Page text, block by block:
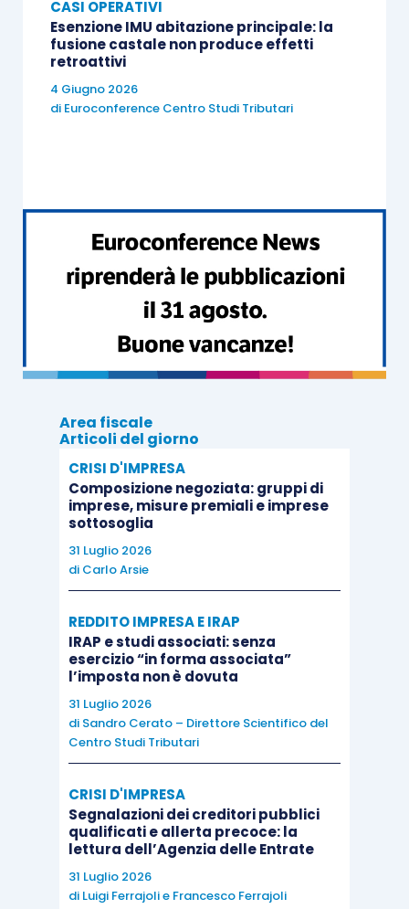
CASI OPERATIVI
Esenzione IMU abitazione principale: la
fusione castale non produce effetti
retroattivi
4 Giugno 2026
di Euroconference Centro Studi Tributari
Area fiscale
Articoli del giorno
CRISI D'IMPRESA
Composizione negoziata: gruppi di
imprese, misure premiali e imprese
sottosoglia
31 Luglio 2026
di Carlo Arsie
REDDITO IMPRESA E IRAP
IRAP e studi associati: senza
esercizio “in forma associata”
l’imposta non è dovuta
31 Luglio 2026
di Sandro Cerato – Direttore Scientifico del
Centro Studi Tributari
CRISI D'IMPRESA
Segnalazioni dei creditori pubblici
qualificati e allerta precoce: la
lettura dell’Agenzia delle Entrate
31 Luglio 2026
di Luigi Ferrajolie Francesco Ferrajoli